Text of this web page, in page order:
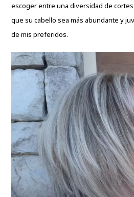
escoger entre una diversidad de
que su cabello sea más abundante y
de mis preferidos.